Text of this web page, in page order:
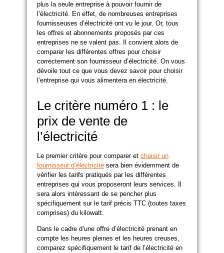
plus la seule entreprise à pouvoir fournir de
l’électricité. En effet, de nombreuses entreprises
fournisseuses d’électricité ont vu le jour. Or, tous
les offres et abonnements proposés par ces
entreprises ne se valent pas. Il convient alors de
comparer les différentes offres pour choisir
correctement son fournisseur d’électricité. On vous
dévoile tout ce que vous devez savoir pour choisir
l’entreprise qui vous alimentera en électricité.
Le critère numéro 1 : le
prix de vente de
l’électricité
Le premier critère pour comparer et choisir un
fournisseur d’électricité sera bien évidemment de
vérifier les tarifs pratiqués par les différentes
entreprises qui vous proposeront leurs services. Il
sera alors intéressant de se pencher plus
spécifiquement sur le tarif précis TTC (toutes taxes
comprises) du kilowatt.
Dans le cadre d’une offre d’électricité prenant en
compte les heures pleines et les heures creuses,
comparez spécifiquement le tarif de l’électricité en